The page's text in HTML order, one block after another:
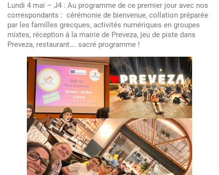
Lundi 4 mai – J4 : Au programme de ce premier jour avec nos
correspondants : cérémonie de bienvenue, collation préparée
par les familles grecques, activités numériques en groupes
mixtes, réception à la mairie de Preveza, jeu de piste dans
Preveza, restaurant…. sacré programme !